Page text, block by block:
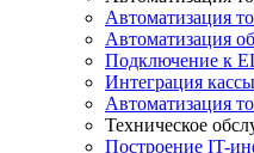
Автоматизация
Автоматизация
Подключение к
Интеграция
Автоматизация
Техническое
Построение IT-